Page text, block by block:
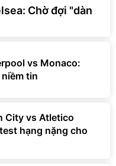
Chờ đợi "dàn
vs Monaco:
tin
City vs Atletico
hạng nặng cho